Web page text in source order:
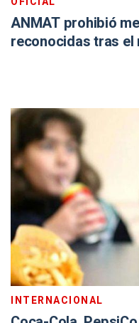
ANMAT prohibió
reconocidas tras
INTERNACIONAL